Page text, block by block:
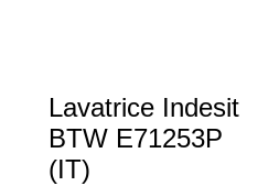
Lavatrice Indesit
BTW E71253P
(IT)